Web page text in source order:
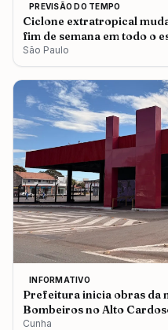
PREVISÃO DO TEMPO
Ciclone extratropical
fim de semana em todo o
São Paulo
INFORMATIVO
Prefeitura inicia obras da
Bombeiros no Alto
Cunha